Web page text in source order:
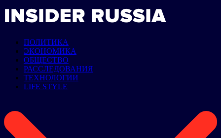
ПОЛИТИКА
ЭКОНОМИКА
ОБЩЕСТВО
РАССЛЕДОВАНИЯ
ТЕХНОЛОГИИ
LIFE STYLE